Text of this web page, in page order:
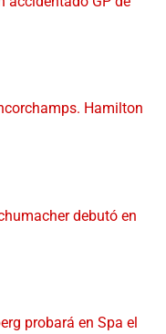
Hamilton
debutó en
probará en Spa el